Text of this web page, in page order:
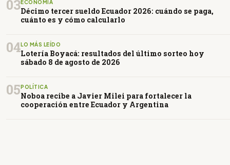
03ECONOMÍA
Décimo tercer sueldo Ecuador 2026: cuándo se paga,
cuánto es y cómo calcularlo
04LO MÁS LEÍDO
Lotería Boyacá: resultados del último sorteo hoy
sábado 8 de agosto de 2026
05POLÍTICA
Noboa recibe a Javier Milei para fortalecer la
cooperación entre Ecuador y Argentina